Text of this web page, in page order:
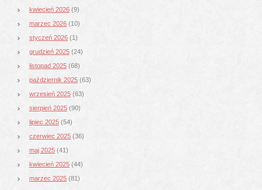
kwiecień 2026 (9)
marzec 2026 (10)
styczeń 2026 (1)
grudzień 2025 (24)
listopad 2025 (68)
październik 2025 (63)
wrzesień 2025 (63)
sierpień 2025 (90)
lipiec 2025 (54)
czerwiec 2025 (36)
maj 2025 (41)
kwiecień 2025 (44)
marzec 2025 (81)